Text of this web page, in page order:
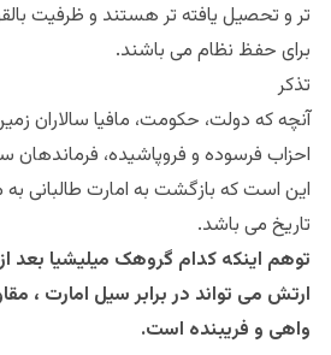
تر و تحصیل یافته تر هستند و ظرفیت
برای حفظ نظام می باشند.
تذکر
آنچه که دولت، حکومت، مافیا سالاران
احزاب فرسوده و فروپاشیده، فرماندهان
این است که بازگشت به امارت طالبانی به
تاریخ می باشد.
توهم اینکه کدام گروهک میلیشیا بعد
ارتش می تواند در برابر سیل امارت ،
واهی و فریبنده است.